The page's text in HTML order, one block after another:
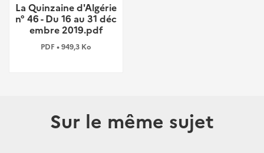
La Quinzaine d'Algérie
n° 46 - Du 16 au 31 déc
embre 2019.pdf
PDF • 949,3 Ko
Sur le même sujet